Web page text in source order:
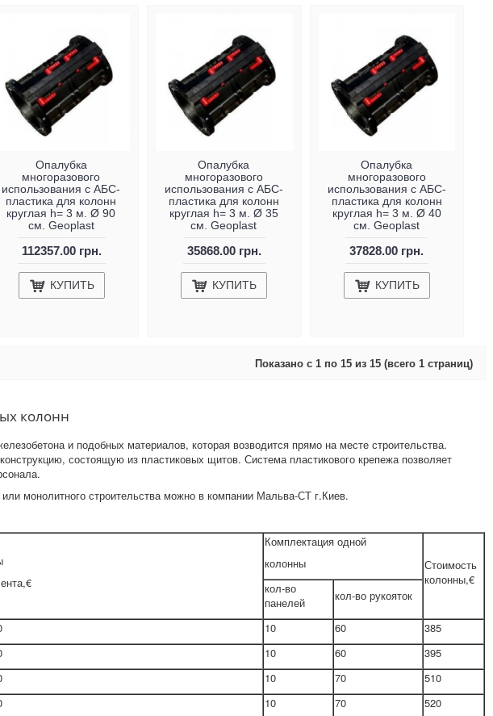
Опалубка
многоразового
использования с АБС-
пластика для колонн
круглая h= 3 м. Ø 90
см. Geoplast
112357.00 грн.
КУПИТЬ
Опалубка
многоразового
использования с АБС-
пластика для колонн
круглая h= 3 м. Ø 35
см. Geoplast
35868.00 грн.
КУПИТЬ
Опалубка
многоразового
использования с АБС-
пластика для колонн
круглая h= 3 м. Ø 40
см. Geoplast
37828.00 грн.
КУПИТЬ
Показано с 1 по 15 из 15 (всего 1 страниц)
колонн
и подобных материалов, которая возводится прямо на месте строительства.
состоящую из пластиковых щитов. Система пластикового крепежа позволяет
монолитного строительства можно в компании Мальва-СТ г.Киев.
Комплектация одной
колонны
Стоимость
колонны,€
кол-во
панелей
кол-во рукояток
10 60
385
10 60
395
10 70
510
10 70
520